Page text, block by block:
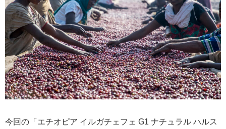
今回の「エチオピア イルガチェフェ G1 ナチュラル ハルス